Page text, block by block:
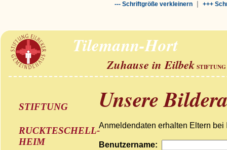
--- Schriftgröße verkleinern| +++
Tilemann-Hort
Zuhause in Eilbek
STIFTUNG
RUCKTESCHELL-
HEIM
Unsere
Anmeldendaten erhalten Eltern
Benutzername: